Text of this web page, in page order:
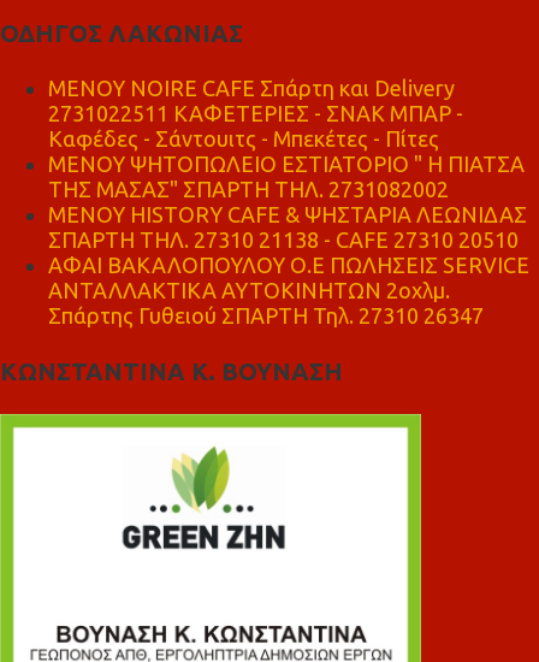
ΟΔΗΓΟΣ ΛΑΚΩΝΙΑΣ
MENOY NOIRE CAFE Σπάρτη και Delivery
2731022511 ΚΑΦΕΤΕΡΙΕΣ - ΣΝΑΚ ΜΠΑΡ -
Καφέδες - Σάντουιτς - Μπεκέτες - Πίτες
ΜΕΝΟΥ ΨΗΤΟΠΩΛΕΙΟ ΕΣΤΙΑΤΟΡΙΟ " Η ΠΙΑΤΣΑ
ΤΗΣ ΜΑΣΑΣ" ΣΠΑΡΤΗ ΤΗΛ. 2731082002
ΜΕΝΟΥ HISTORY CAFE & ΨΗΣΤΑΡΙΑ ΛΕΩΝΙΔΑΣ
ΣΠΑΡΤΗ ΤΗΛ. 27310 21138 - CAFE 27310 20510
ΑΦΑΙ ΒΑΚΑΛΟΠΟΥΛΟΥ Ο.Ε ΠΩΛΗΣΕΙΣ SERVICE
ΑΝΤΑΛΛΑΚΤΙΚΑ ΑΥΤΟΚΙΝΗΤΩΝ 2οχλμ.
Σπάρτης Γυθειού ΣΠΑΡΤΗ Τηλ. 27310 26347
ΚΩΝΣΤΑΝΤΙΝΑ Κ. ΒΟΥΝΑΣΗ